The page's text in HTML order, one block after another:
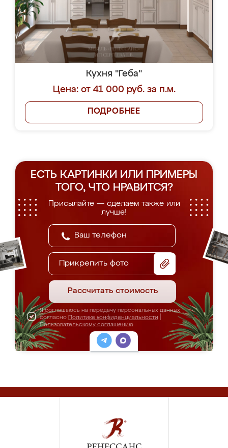
Кухня "Геба"
Цена: от 41 000 руб. за п.м.
ПОДРОБНЕЕ
ЕСТЬ КАРТИНКИ ИЛИ ПРИМЕРЫ
ТОГО, ЧТО НРАВИТСЯ?
Присылайте — сделаем также или
лучше!
Прикрепить фото
Рассчитать стоимость
Я соглашаюсь на передачу персональных данных
согласно Политике конфиденциальности
Пользовательскому соглашению